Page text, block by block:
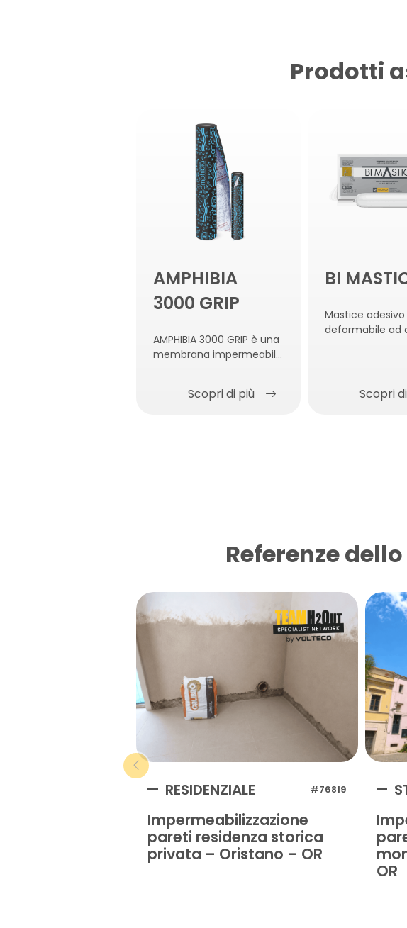
Prodotti
AMPHIBIA
3000 GRIP
AMPHIBIA 3000 GRIP è una
membrana impermeabile
autoriparante,
Scopri di più
BI
Mastice adesivo
deformabile ad
Scopri
Referenze
RESIDENZIALE #76819
Impermeabilizzazione
pareti residenza storica
privata – Oristano – OR
OR